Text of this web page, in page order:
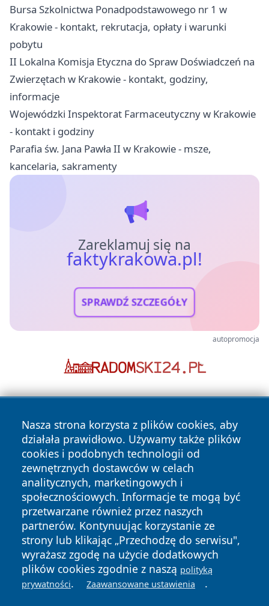
Bursa Szkolnictwa Ponadpodstawowego nr 1 w
Krakowie - kontakt, rekrutacja, opłaty i warunki
pobytu
II Lokalna Komisja Etyczna do Spraw Doświadczeń na
Zwierzętach w Krakowie - kontakt, godziny,
informacje
Wojewódzki Inspektorat Farmaceutyczny w Krakowie
- kontakt i godziny
Parafia św. Jana Pawła II w Krakowie - msze,
kancelaria, sakramenty
Zareklamuj się na
faktykrakowa.pl!
SPRAWDŹ SZCZEGÓŁY
autopromocja
Nasza strona korzysta z plików cookies, aby
działała prawidłowo. Używamy także plików
cookies i podobnych technologii od
zewnętrznych dostawców w celach
analitycznych, marketingowych i
społecznościowych. Informacje te mogą być
przetwarzane również przez naszych
partnerów. Kontynuując korzystanie ze
strony lub klikając „Przechodzę do serwisu",
wyrażasz zgodę na użycie dodatkowych
plików cookies zgodnie z naszą polityką
prywatności. Zaawansowane ustawienia .
Copyright © 2026 faktykrakowa.pl Wszystkie prawa
zastrzeżone.
News Autorzy
Polityka
Prywatności
Polityka
Cookies